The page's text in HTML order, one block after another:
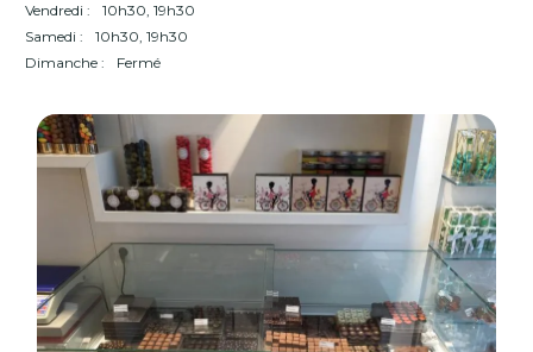
Vendredi :
10h30, 19h30
Samedi :
10h30, 19h30
Dimanche :
Fermé